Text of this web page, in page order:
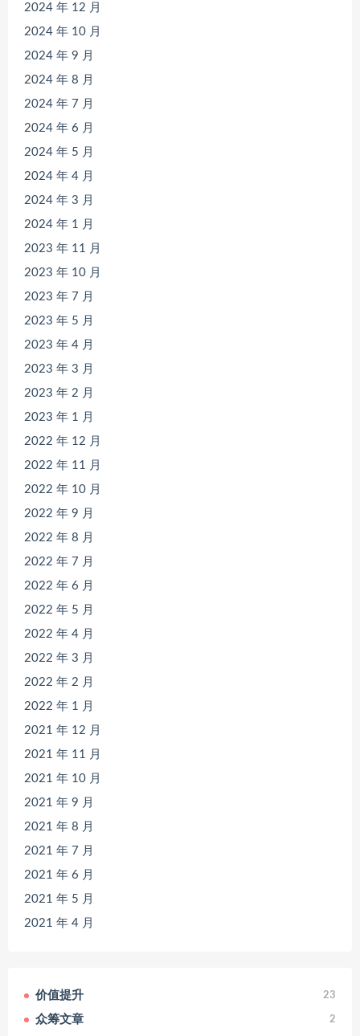
2024 年 12 月
2024 年 10 月
2024 年 9 月
2024 年 8 月
2024 年 7 月
2024 年 6 月
2024 年 5 月
2024 年 4 月
2024 年 3 月
2024 年 1 月
2023 年 11 月
2023 年 10 月
2023 年 7 月
2023 年 5 月
2023 年 4 月
2023 年 3 月
2023 年 2 月
2023 年 1 月
2022 年 12 月
2022 年 11 月
2022 年 10 月
2022 年 9 月
2022 年 8 月
2022 年 7 月
2022 年 6 月
2022 年 5 月
2022 年 4 月
2022 年 3 月
2022 年 2 月
2022 年 1 月
2021 年 12 月
2021 年 11 月
2021 年 10 月
2021 年 9 月
2021 年 8 月
2021 年 7 月
2021 年 6 月
2021 年 5 月
2021 年 4 月
价值提升 23
众筹文章 2